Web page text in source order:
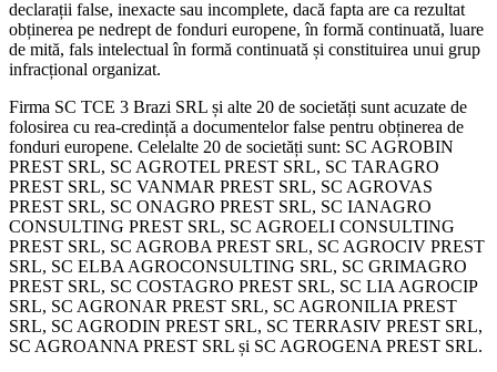
declarații false, inexacte sau incomplete, dacă fapta are ca rezultat
obținerea pe nedrept de fonduri europene, în formă continuată, luare
de mită, fals intelectual în formă continuată și constituirea unui grup
infracțional organizat.
Firma SC TCE 3 Brazi SRL și alte 20 de societăți sunt acuzate de
folosirea cu rea-credință a documentelor false pentru obținerea de
fonduri europene. Celelalte 20 de societăți sunt: SC AGROBIN
PREST SRL, SC AGROTEL PREST SRL, SC TARAGRO
PREST SRL, SC VANMAR PREST SRL, SC AGROVAS
PREST SRL, SC ONAGRO PREST SRL, SC IANAGRO
CONSULTING PREST SRL, SC AGROELI CONSULTING
PREST SRL, SC AGROBA PREST SRL, SC AGROCIV PREST
SRL, SC ELBA AGROCONSULTING SRL, SC GRIMAGRO
PREST SRL, SC COSTAGRO PREST SRL, SC LIA AGROCIP
SRL, SC AGRONAR PREST SRL, SC AGRONILIA PREST
SRL, SC AGRODIN PREST SRL, SC TERRASIV PREST SRL,
SC AGROANNA PREST SRL și SC AGROGENA PREST SRL.